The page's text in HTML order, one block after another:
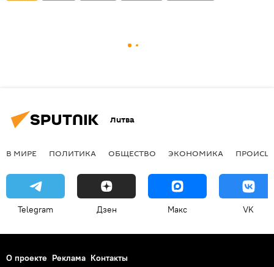
Литва
В МИРЕ ПОЛИТИКА ОБЩЕСТВО ЭКОНОМИКА
Telegram Дзен Макс VK
О проекте Реклама Контакты